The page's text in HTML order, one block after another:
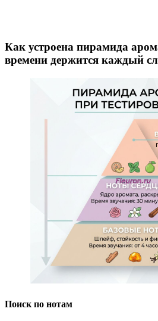
Как устроена пирамида
времени держится каждый
Поиск по нотам